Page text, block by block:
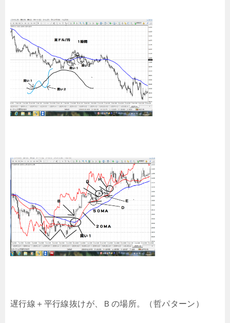
遅行線＋平行線抜けが、Ｂの場所。（哲パターン）